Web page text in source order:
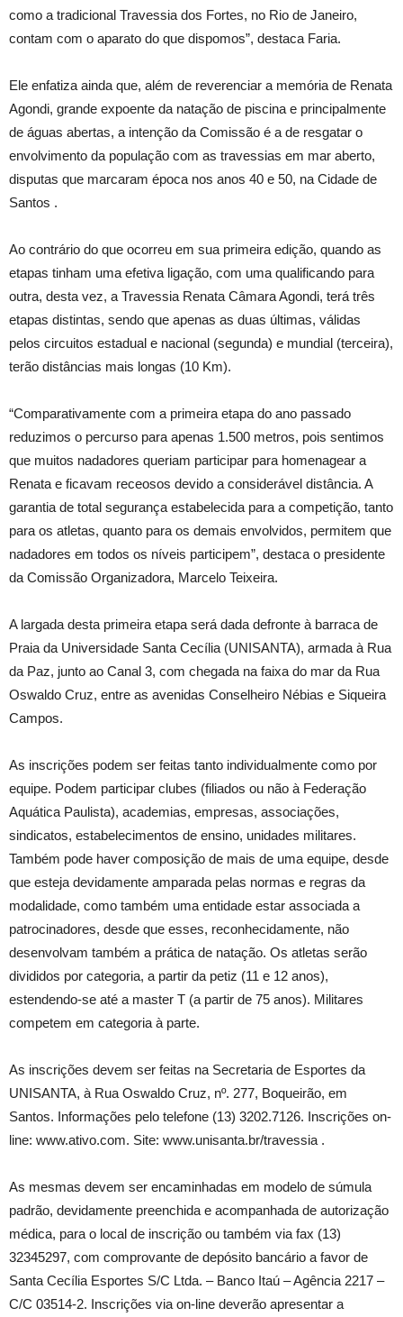
como a tradicional Travessia dos Fortes, no Rio de Janeiro,
contam com o aparato do que dispomos”, destaca Faria.
Ele enfatiza ainda que, além de reverenciar a memória de Renata
Agondi, grande expoente da natação de piscina e principalmente
de águas abertas, a intenção da Comissão é a de resgatar o
envolvimento da população com as travessias em mar aberto,
disputas que marcaram época nos anos 40 e 50, na Cidade de
Santos .
Ao contrário do que ocorreu em sua primeira edição, quando as
etapas tinham uma efetiva ligação, com uma qualificando para
outra, desta vez, a Travessia Renata Câmara Agondi, terá três
etapas distintas, sendo que apenas as duas últimas, válidas
pelos circuitos estadual e nacional (segunda) e mundial (terceira),
terão distâncias mais longas (10 Km).
“Comparativamente com a primeira etapa do ano passado
reduzimos o percurso para apenas 1.500 metros, pois sentimos
que muitos nadadores queriam participar para homenagear a
Renata e ficavam receosos devido a considerável distância. A
garantia de total segurança estabelecida para a competição, tanto
para os atletas, quanto para os demais envolvidos, permitem que
nadadores em todos os níveis participem”, destaca o presidente
da Comissão Organizadora, Marcelo Teixeira.
A largada desta primeira etapa será dada defronte à barraca de
Praia da Universidade Santa Cecília (UNISANTA), armada à Rua
da Paz, junto ao Canal 3, com chegada na faixa do mar da Rua
Oswaldo Cruz, entre as avenidas Conselheiro Nébias e Siqueira
Campos.
As inscrições podem ser feitas tanto individualmente como por
equipe. Podem participar clubes (filiados ou não à Federação
Aquática Paulista), academias, empresas, associações,
sindicatos, estabelecimentos de ensino, unidades militares.
Também pode haver composição de mais de uma equipe, desde
que esteja devidamente amparada pelas normas e regras da
modalidade, como também uma entidade estar associada a
patrocinadores, desde que esses, reconhecidamente, não
desenvolvam também a prática de natação. Os atletas serão
divididos por categoria, a partir da petiz (11 e 12 anos),
estendendo-se até a master T (a partir de 75 anos). Militares
competem em categoria à parte.
As inscrições devem ser feitas na Secretaria de Esportes da
UNISANTA, à Rua Oswaldo Cruz, nº. 277, Boqueirão, em
Santos. Informações pelo telefone (13) 3202.7126. Inscrições on-
line: www.ativo.com. Site: www.unisanta.br/travessia .
As mesmas devem ser encaminhadas em modelo de súmula
padrão, devidamente preenchida e acompanhada de autorização
médica, para o local de inscrição ou também via fax (13)
32345297, com comprovante de depósito bancário a favor de
Santa Cecília Esportes S/C Ltda. – Banco Itaú – Agência 2217 –
C/C 03514-2. Inscrições via on-line deverão apresentar a